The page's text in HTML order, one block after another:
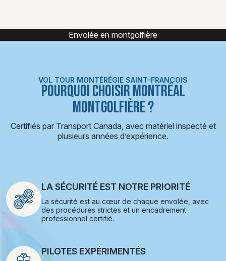
Expérience montgolfière
VOL TOUR MONTÉRÉGIE SAINT-FRANÇOIS
POURQUOI CHOISIR MONTRÉAL
MONTGOLFIÈRE ?
Certifiés par Transport Canada, avec matériel inspecté et
plusieurs années d’expérience.
LA SÉCURITÉ EST NOTRE PRIORITÉ
La sécurité est au cœur de chaque envolée, avec
des procédures strictes et un encadrement
professionnel certifié.
PILOTES EXPÉRIMENTÉS